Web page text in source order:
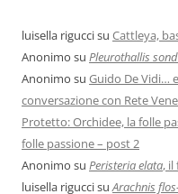
luisella riguccisu Cattleya,
Anonimo su Pleurothallis
Anonimo su Guido De Vidi…
conversazione con Rete
Protetto: Orchidee, la folle
folle passione – post 2
Anonimo su Peristeria elata,
luisella riguccisu Arachnis